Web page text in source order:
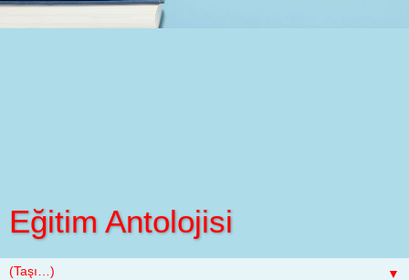
Eğitim Antolojisi
▼